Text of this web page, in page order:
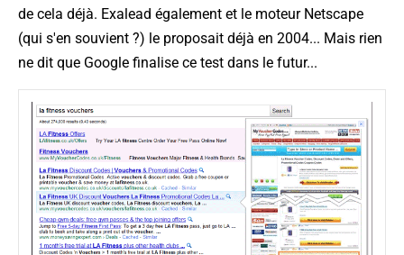
de cela déjà. Exalead également et le moteur Netscape
(qui s'en souvient ?) le proposait déjà en 2004... Mais rien
ne dit que Google finalise ce test dans le futur...